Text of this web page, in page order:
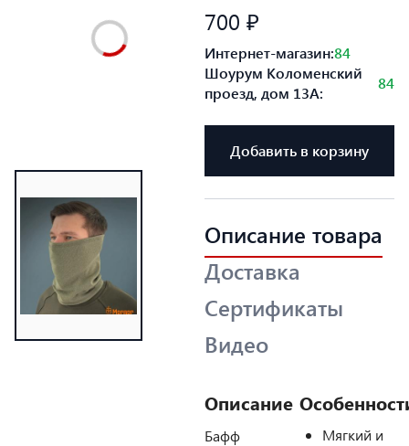
700 ₽
Интернет-магазин:84
Шоурум Коломенский
проезд, дом 13А:
84
Добавить в корзину
Описание товара
Доставка
Сертификаты
Видео
Описание
Бафф
Мягкий и